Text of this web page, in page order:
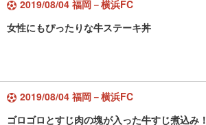
2019/08/04 福岡－横浜FC
女性にもぴったりな牛ステーキ丼
2019/08/04 福岡－横浜FC
ゴロゴロとすじ肉の塊が入った牛すじ煮込み！